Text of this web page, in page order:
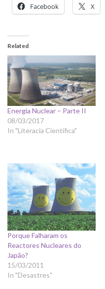
Facebook X
Related
Energia Nuclear – Parte II
08/03/2017
In "Literacia Científica"
Porque Falharam os
Reactores Nucleares do
Japão?
15/03/2011
In "Desastres"